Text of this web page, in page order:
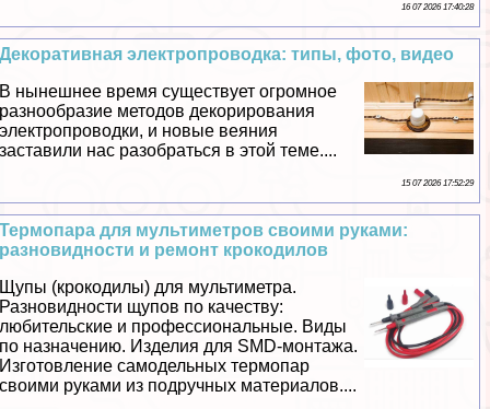
16 07 2026 17:40:28
Декоративная электропроводка: типы, фото, видео
В нынешнее время существует огромное
разнообразие методов декорирования
электропроводки, и новые веяния
заставили нас разобраться в этой теме....
15 07 2026 17:52:29
Термопара для мультиметров своими руками:
разновидности и ремонт крокодилов
Щупы (крокодилы) для мультиметра.
Разновидности щупов по качеству:
любительские и профессиональные. Виды
по назначению. Изделия для SMD-монтажа.
Изготовление самодельных термопар
своими руками из подручных материалов....